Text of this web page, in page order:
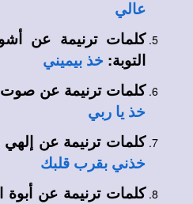
عالي
كلمات ترنيمة عن
التوبة: خذ بيميني
كلمات ترنيمة عن صوت
خذ يا ربي
كلمات ترنيمة عن
خذني بقرب قلبك
كلمات ترنيمة عن أبوة